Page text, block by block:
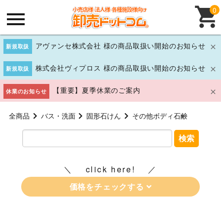
新規取扱 アヴァンセ株式会社 様の商品取扱い開始のお知らせ
新規取扱 株式会社ヴィプロス 様の商品取扱い開始のお知らせ
休業のお知らせ 【重要】夏季休業のご案内
0
全商品 バス・洗面 固形石けん その他ボディ石鹸
検索
click here!
価格をチェックする